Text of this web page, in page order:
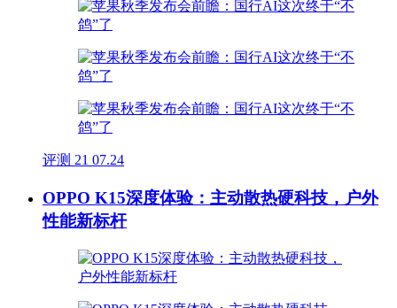
评测 21 07.24
OPPO K15深度体验：主动散热硬科技，户外
性能新标杆